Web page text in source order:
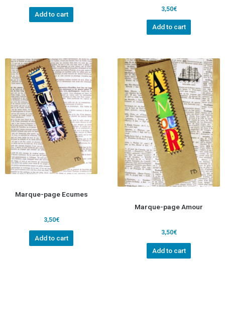
Add to cart
3,50€
Add to cart
Marque-page Ecumes
3,50€
Add to cart
Marque-page Amour
3,50€
Add to cart